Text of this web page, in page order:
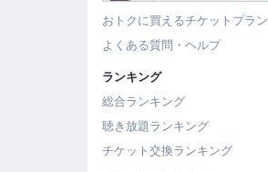
おトクに買えるチケットプラン
よくある質問・ヘルプ
ランキング
総合ランキング
聴き放題ランキング
チケット交換ランキング